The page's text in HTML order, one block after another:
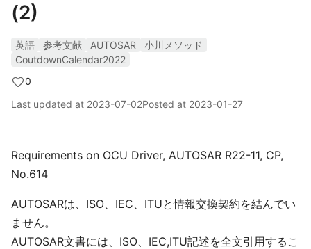
(2)
英語 参考文献 AUTOSAR
小川メソッド
CoutdownCalendar2022
0
Last updated at 2023-07-02Posted at 2023-01-27
Requirements on OCU Driver, AUTOSAR R22-11, CP,
No.614
AUTOSARは、ISO、IEC、ITUと情報交換契約を結んでい
ません。
AUTOSAR文書には、ISO、IEC,ITU記述を全文引用するこ